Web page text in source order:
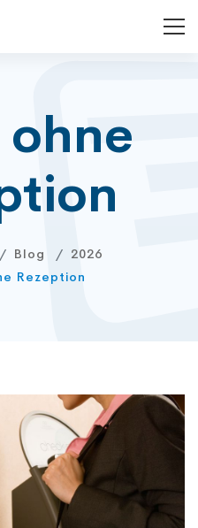
Blog
2026
Rezeption